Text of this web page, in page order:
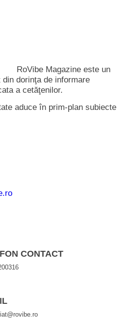
RoVibe Magazine este un
dorinţa de informare
a cetăţenilor.
aduce în prim-plan subiecte
de email
CONTACT